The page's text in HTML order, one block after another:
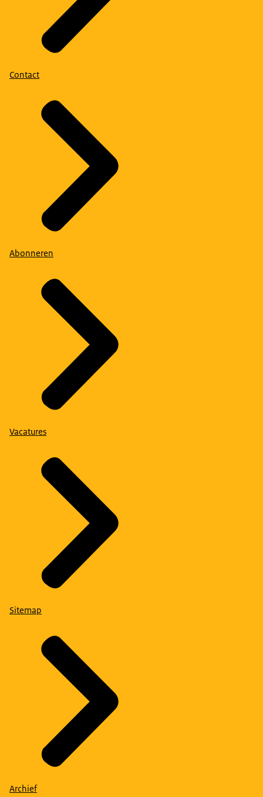
Contact
Abonneren
Vacatures
Sitemap
Archief